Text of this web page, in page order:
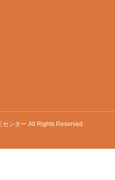
ンター All Rights Reserved.